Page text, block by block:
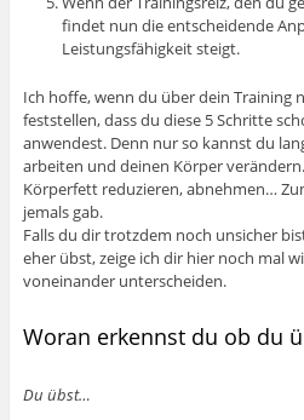
findet nun die entscheidende
Leistungsfähigkeit steigt.
Ich hoffe, wenn du über dein Training
feststellen, dass du diese 5 Schritte
anwendest. Denn nur so kannst du
arbeiten und deinen Körper
Körperfett reduzieren, abnehmen…
jemals gab.
Falls du dir trotzdem noch unsicher
eher übst, zeige ich dir hier noch mal
voneinander unterscheiden.
Woran erkennst du ob du
Du übst…